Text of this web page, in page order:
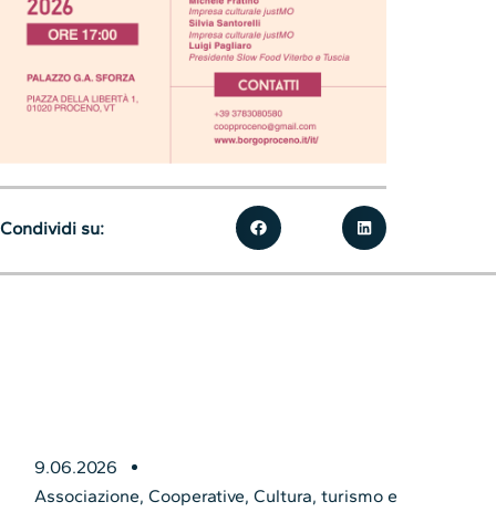
9.06.2026
Associazione,Cooperative,Cultura, turismo e
Condividi su: